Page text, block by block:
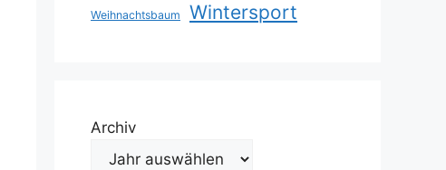
Weihnachtsbaum Wintersport
Archiv